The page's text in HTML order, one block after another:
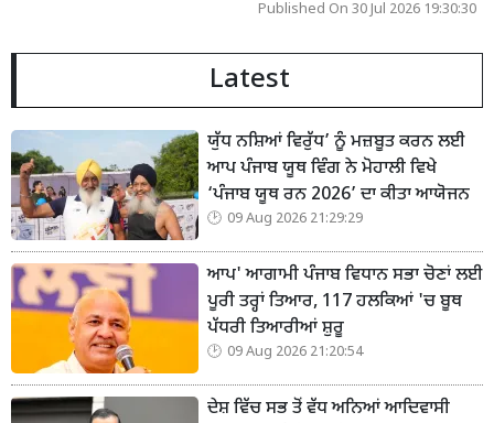
Published On 30 Jul 2026 19:30:30
Latest
ਯੁੱਧ ਨਸ਼ਿਆਂ ਵਿਰੁੱਧ’ ਨੂੰ ਮਜ਼ਬੂਤ ਕਰਨ ਲਈ
ਆਪ ਪੰਜਾਬ ਯੂਥ ਵਿੰਗ ਨੇ ਮੋਹਾਲੀ ਵਿਖੇ
‘ਪੰਜਾਬ ਯੂਥ ਰਨ 2026’ ਦਾ ਕੀਤਾ ਆਯੋਜਨ
09 Aug 2026 21:29:29
ਆਪ' ਆਗਾਮੀ ਪੰਜਾਬ ਵਿਧਾਨ ਸਭਾ ਚੋਣਾਂ ਲਈ
ਪੂਰੀ ਤਰ੍ਹਾਂ ਤਿਆਰ, 117 ਹਲਕਿਆਂ 'ਚ ਬੂਥ
ਪੱਧਰੀ ਤਿਆਰੀਆਂ ਸ਼ੁਰੂ
09 Aug 2026 21:20:54
ਦੇਸ਼ ਵਿੱਚ ਸਭ ਤੋਂ ਵੱਧ ਅਨਿਆਂ ਆਦਿਵਾਸੀ